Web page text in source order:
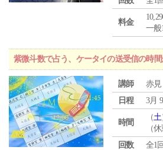
料金
一般
紫微斗数で占う、ケータイの送受信の時
講師
赤
日程
3月
時間
（土
（
回数
全1